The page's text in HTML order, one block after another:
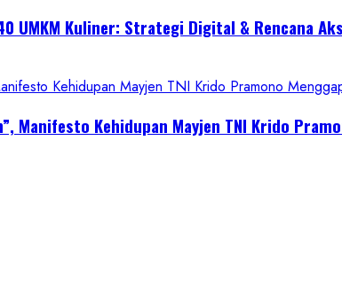
UMKM Kuliner: Strategi Digital & Rencana
Kehidupan Mayjen TNI Krido Pramono
Manifesto Kehidupan Mayjen TNI Krido